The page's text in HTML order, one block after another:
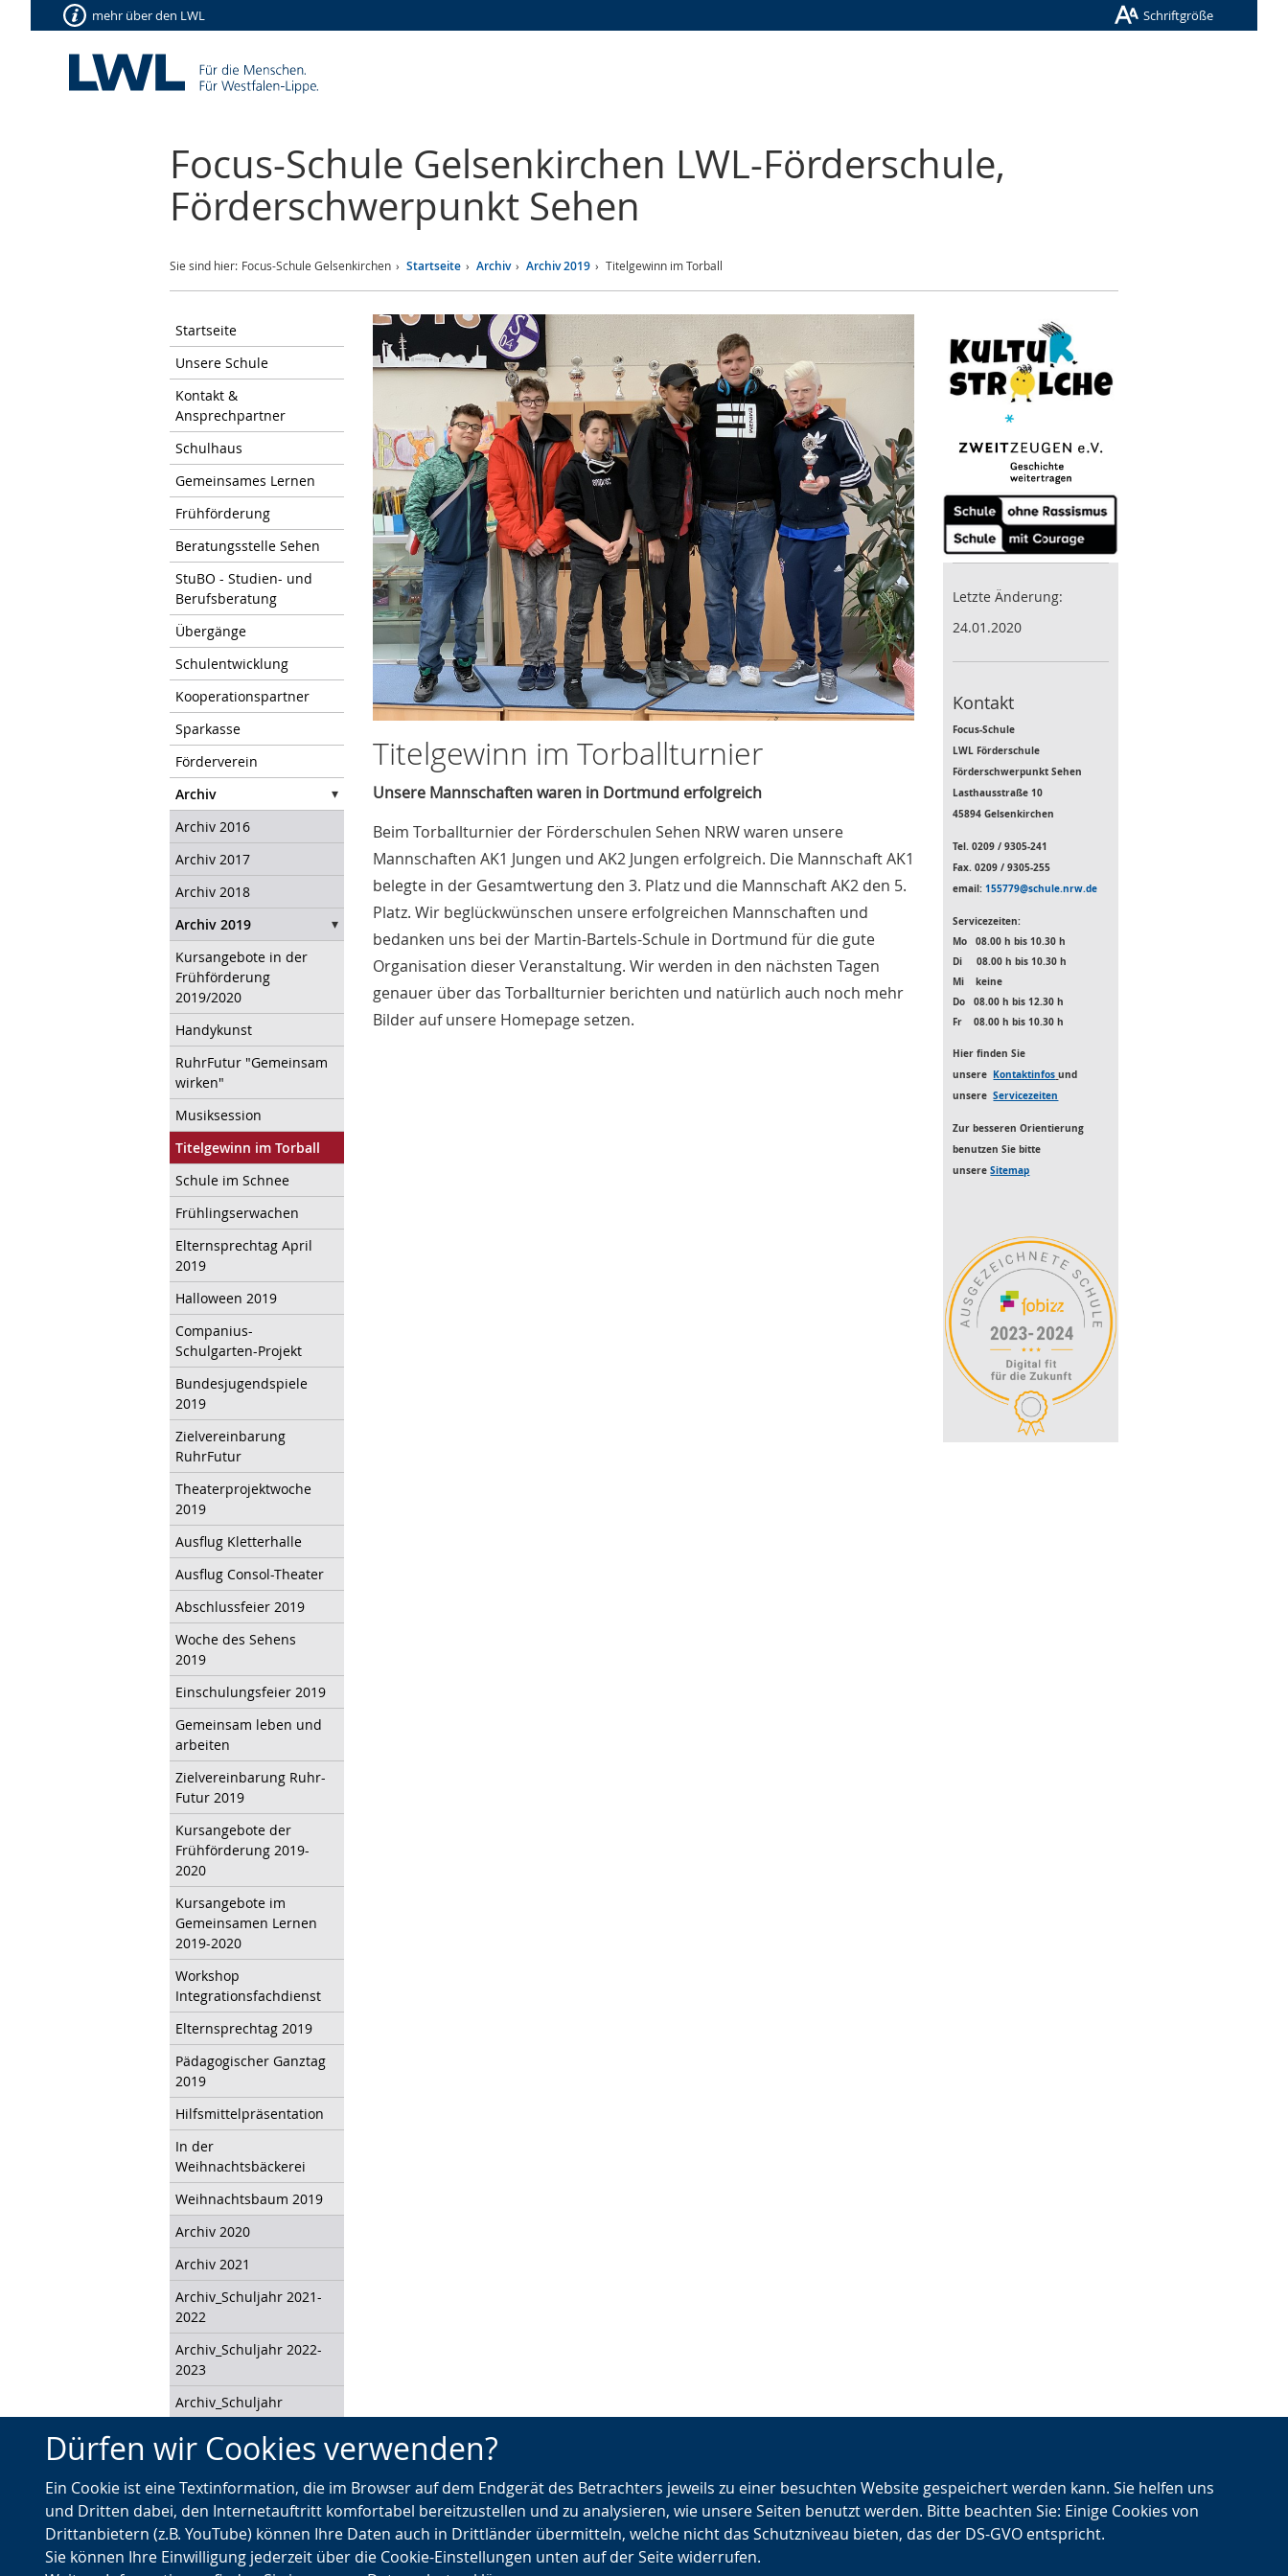
Dürfen wir Cookies verwenden?
Ein Cookie ist eine Textinformation, die im Browser auf dem Endgerät des Betrachters jeweils zu einer besuchten Website gespeichert werden kann. Sie helfen uns
und Dritten dabei, den Internetauftritt komfortabel bereitzustellen und zu analysieren, wie unsere Seiten benutzt werden. Bitte beachten Sie: Einige Cookies von
Drittanbietern (z.B. YouTube) können Ihre Daten auch in Drittländer übermitteln, welche nicht das Schutzniveau bieten, das der DS-GVO entspricht.
Sie können Ihre Einwilligung jederzeit über die Cookie-Einstellungen unten auf der Seite widerrufen.
mehr über den LWL Schriftgröße
Focus-Schule Gelsenkirchen LWL-Förderschule,
Förderschwerpunkt Sehen
Sie sind hier: Focus-Schule Gelsenkirchen Startseite Archiv Archiv 2019 Titelgewinn im Torball
Startseite
Unsere Schule
Kontakt &
Ansprechpartner
Schulhaus
Gemeinsames Lernen
Frühförderung
Beratungsstelle Sehen
StuBO - Studien- und
Berufsberatung
Übergänge
Schulentwicklung
Kooperationspartner
Sparkasse
Förderverein
Archiv
Archiv 2016
Archiv 2017
Archiv 2018
Archiv 2019
Kursangebote in der
Frühförderung
2019/2020
Handykunst
RuhrFutur "Gemeinsam
wirken"
Musiksession
Titelgewinn im Torball
Schule im Schnee
Frühlingserwachen
Elternsprechtag April
2019
Halloween 2019
Companius-
Schulgarten-Projekt
Bundesjugendspiele
2019
Zielvereinbarung
RuhrFutur
Theaterprojektwoche
2019
Ausflug Kletterhalle
Ausflug Consol-Theater
Abschlussfeier 2019
Woche des Sehens
2019
Einschulungsfeier 2019
Gemeinsam leben und
arbeiten
Zielvereinbarung Ruhr-
Futur 2019
Kursangebote der
Frühförderung 2019-
2020
Kursangebote im
Gemeinsamen Lernen
2019-2020
Workshop
Integrationsfachdienst
Elternsprechtag 2019
Pädagogischer Ganztag
2019
Hilfsmittelpräsentation
In der
Weihnachtsbäckerei
Weihnachtsbaum 2019
Archiv 2020
Archiv 2021
Archiv_Schuljahr 2021-
2022
Archiv_Schuljahr 2022-
2023
Archiv_Schuljahr
2023_24
Archiv_Schuljahr
Impressum
Datenschutz
Titelgewinn im Torballturnier
Unsere Mannschaften waren in Dortmund erfolgreich
Beim Torballturnier der Förderschulen Sehen NRW waren unsere
Mannschaften AK1 Jungen und AK2 Jungen erfolgreich. Die Mannschaft AK1
belegte in der Gesamtwertung den 3. Platz und die Mannschaft AK2 den 5.
Platz. Wir beglückwünschen unsere erfolgreichen Mannschaften und
bedanken uns bei der Martin-Bartels-Schule in Dortmund für die gute
Organisation dieser Veranstaltung. Wir werden in den nächsten Tagen
genauer über das Torballturnier berichten und natürlich auch noch mehr
Bilder auf unsere Homepage setzen.
Letzte Änderung:
24.01.2020
Kontakt
Focus-Schule
LWL Förderschule
Förderschwerpunkt Sehen
Lasthausstraße 10
45894 Gelsenkirchen
Tel. 0209 / 9305-241
Fax. 0209 / 9305-255
email:155779@schule.nrw.de
Servicezeiten:
Mo08.00 h bis 10.30 h
Di 08.00 h bis 10.30 h
Mi keine
Do 08.00 h bis 12.30 h
Fr 08.00 h bis 10.30 h
Hier finden Sie
unsere Kontaktinfos und
unsereServicezeiten
Zur besseren Orientierung
benutzen Sie bitte
unsereSitemap